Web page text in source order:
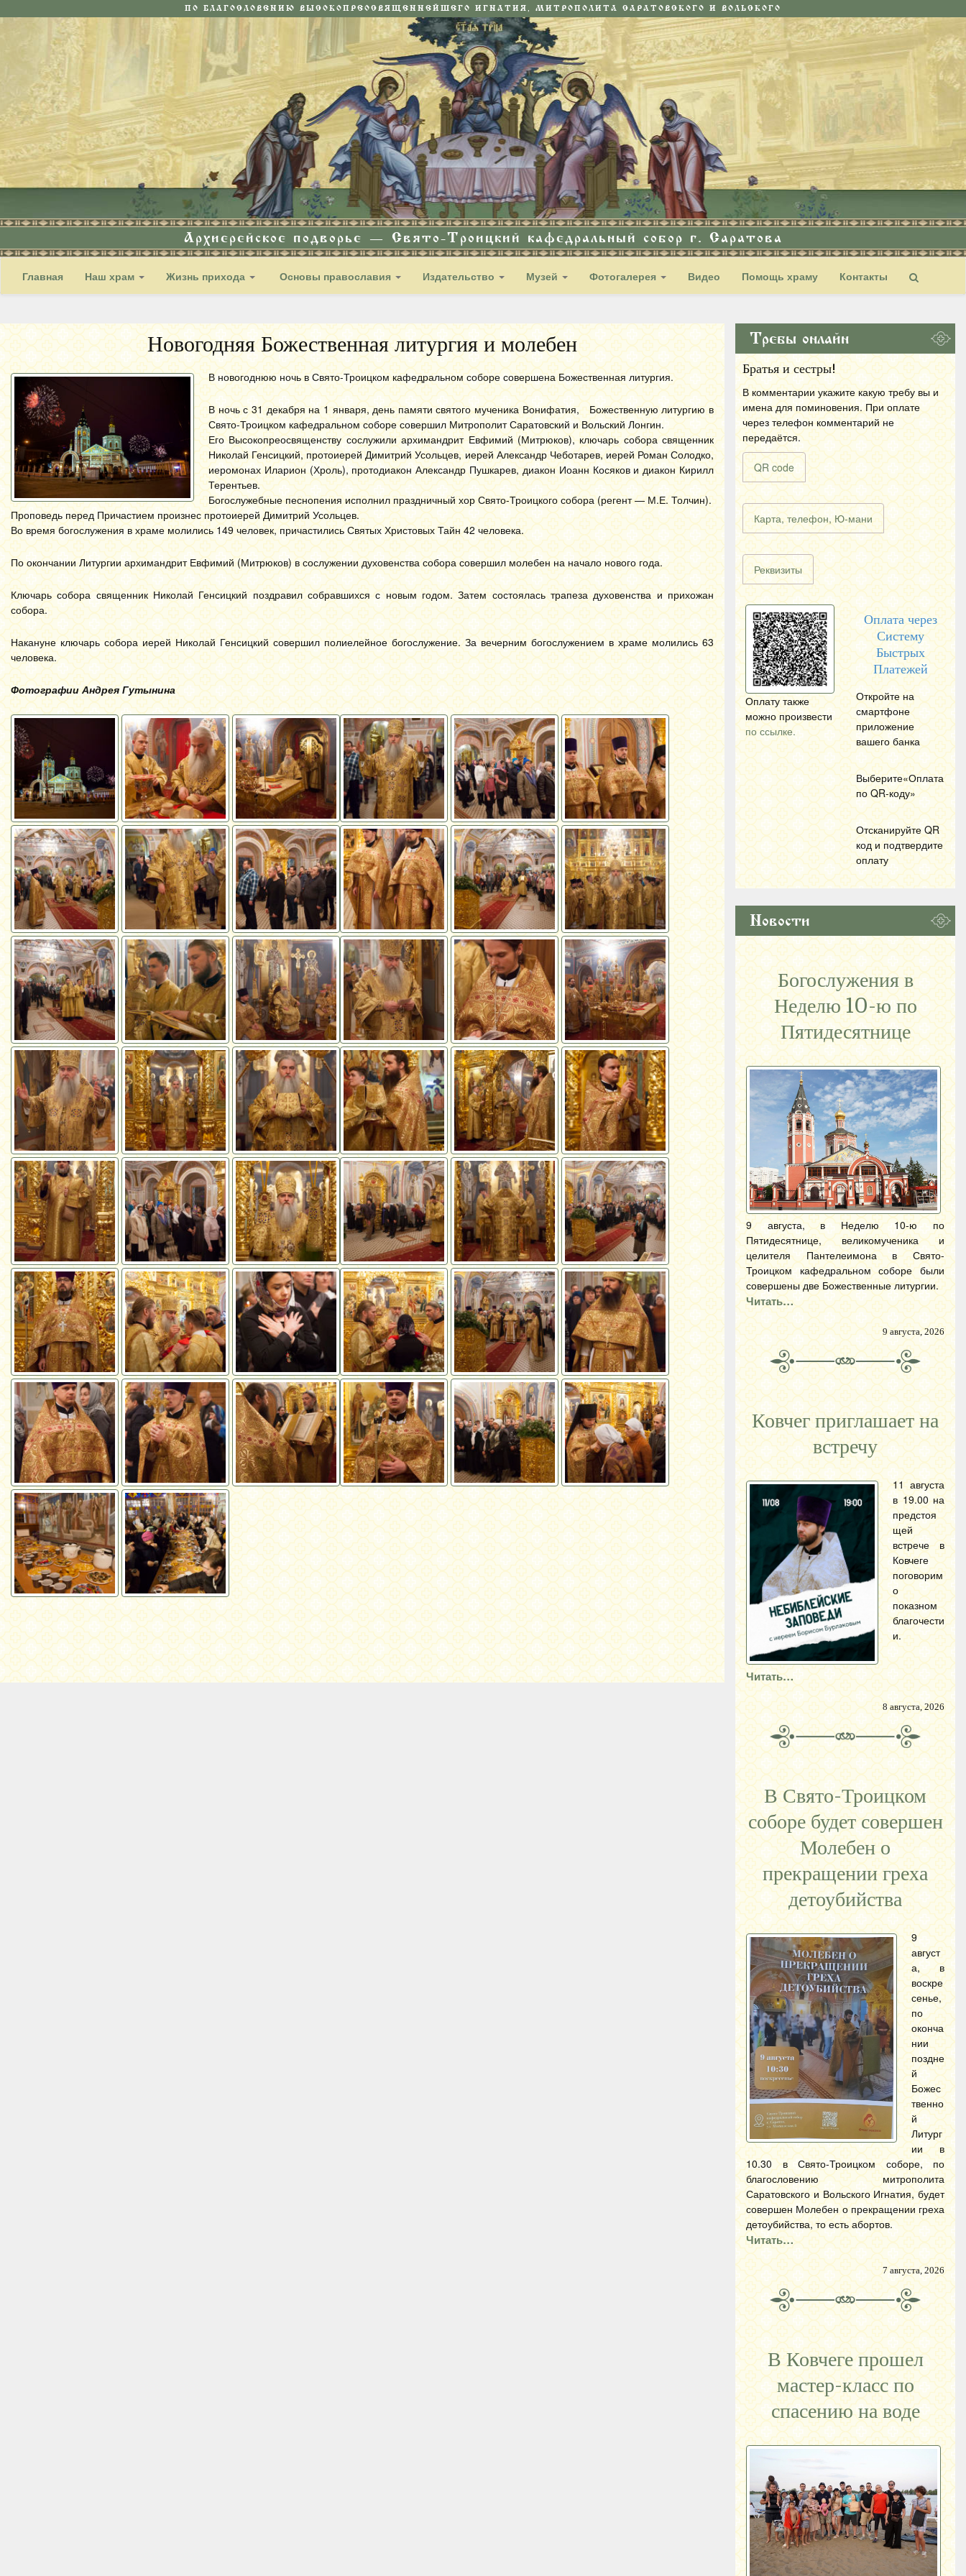
ПО БЛАГОСЛОВЕНИЮ ВЫСОКОПРЕОСВЯЩЕННЕЙШЕГО ИГНАТИЯ, МИТРОПОЛИТА САРАТОВСКОГО И ВОЛЬСКОГО
Архиерейское подворье — Свято-Троицкий кафедральный собор г. Саратова
Главная Наш храм Жизнь прихода Основы православия Издательство Музей Фотогалерея Видео Помощь храму Контакты
Новогодняя Божественная литургия и молебен
В новогоднюю ночь в Свято-Троицком кафедральном соборе совершена Божественная литургия.
В ночь с 31 декабря на 1 января, день памяти святого мученика Вонифатия, Божественную литургию в
Свято-Троицком кафедральном соборе совершил Митрополит Саратовский и Вольский Лонгин.
Его Высокопреосвященству сослужили архимандрит Евфимий (Митрюков), ключарь собора священник
Николай Генсицкий, протоиерей Димитрий Усольцев, иерей Александр Чеботарев, иерей Роман Солодко,
иеромонах Иларион (Хроль), протодиакон Александр Пушкарев, диакон Иоанн Косяков и диакон Кирилл
Терентьев.
Богослужебные песнопения исполнил праздничный хор Свято-Троицкого собора (регент — М.Е. Толчин).
Проповедь перед Причастием произнес протоиерей Димитрий Усольцев.
Во время богослужения в храме молились 149 человек, причастились Святых Христовых Тайн 42 человека.
По окончании Литургии архимандрит Евфимий (Митрюков) в сослужении духовенства собора совершил молебен на начало нового года.
Ключарь собора священник Николай Генсицкий поздравил собравшихся с новым годом. Затем состоялась трапеза духовенства и прихожан
собора.
Накануне ключарь собора иерей Николай Генсицкий совершил полиелейное богослужение. За вечерним богослужением в храме молились 63
человека.
Фотографии Андрея Гутынина
Требы онлайн
Братья и сестры!
В комментарии укажите какую требу вы и
имена для поминовения. При оплате
через телефон комментарий не
передаётся.
QR code
Карта, телефон, Ю-мани
Реквизиты
Оплату также
можно произвести
по ссылке.
Оплата через
Систему
Быстрых
Платежей
Откройте на
смартфоне
приложение
вашего банка
Выберите«Оплата
по QR-коду»
Отсканируйте QR
код и подтвердите
оплату
Новости
Богослужения в
Неделю 10-ю по
Пятидесятнице
9 августа, в Неделю 10-ю по
Пятидесятнице, великомученика и
целителя Пантелеимона в Свято-
Троицком кафедральном соборе были
совершены две Божественные литургии.
Читать…
9 августа, 2026
Ковчег приглашает на
встречу
11 августа
в 19.00 на
предстоя
щей
встрече в
Ковчеге
поговорим
о
показном
благочести
и.
Читать…
8 августа, 2026
В Свято-Троицком
соборе будет совершен
Молебен о
прекращении греха
детоубийства
9
август
а, в
воскре
сенье,
по
оконча
нии
поздне
й
Божес
твенно
й
Литург
ии в
10.30 в Свято-Троицком соборе, по
благословению митрополита
Саратовского и Вольского Игнатия, будет
совершен Молебен о прекращении греха
детоубийства, то есть абортов.
Читать…
7 августа, 2026
В Ковчеге прошел
мастер-класс по
спасению на воде